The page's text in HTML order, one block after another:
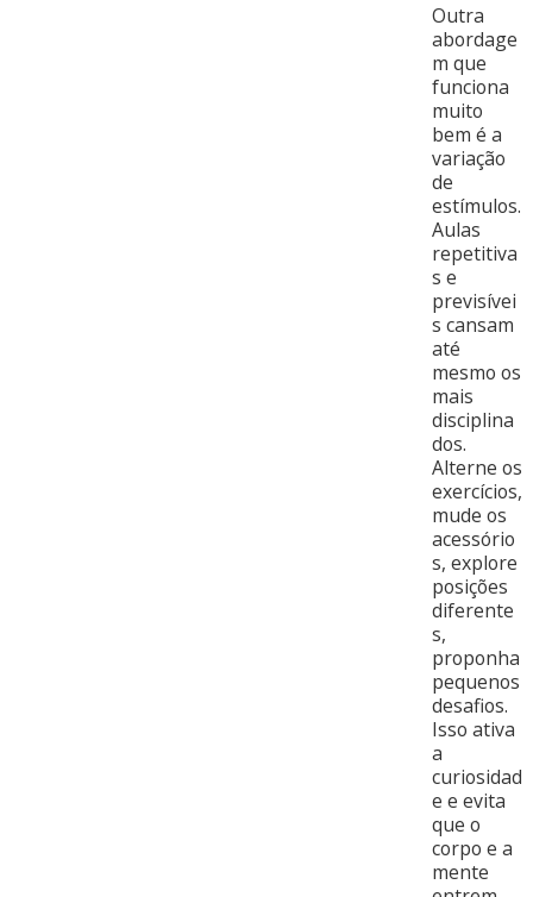
Outra
abordage
m que
funciona
muito
bem é a
variação
de
estímulos.
Aulas
repetitiva
s e
previsívei
s cansam
até
mesmo os
mais
disciplina
dos.
Alterne os
exercícios,
mude os
acessório
s, explore
posições
diferente
s,
proponha
pequenos
desafios.
Isso ativa
a
curiosidad
e e evita
que o
corpo e a
mente